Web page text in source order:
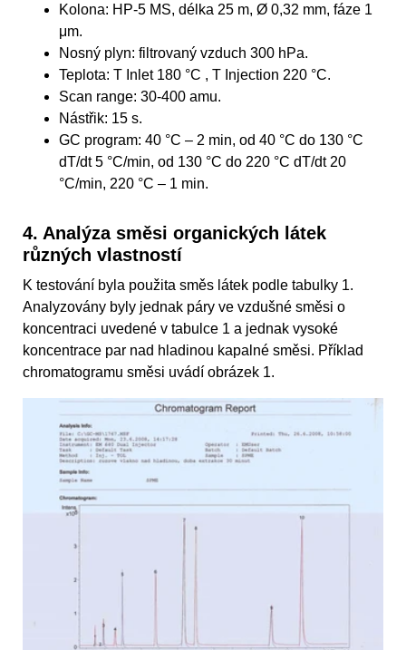
Kolona: HP-5 MS, délka 25 m, Ø 0,32 mm, fáze 1
μm.
Nosný plyn: filtrovaný vzduch 300 hPa.
Teplota: T Inlet 180 °C , T Injection 220 °C.
Scan range: 30-400 amu.
Nástřik: 15 s.
GC program: 40 °C – 2 min, od 40 °C do 130 °C
dT/dt 5 °C/min, od 130 °C do 220 °C dT/dt 20
°C/min, 220 °C – 1 min.
4. Analýza směsi organických látek
různých vlastností
K testování byla použita směs látek podle tabulky 1.
Analyzovány byly jednak páry ve vzdušné směsi o
koncentraci uvedené v tabulce 1 a jednak vysoké
koncentrace par nad hladinou kapalné směsi. Příklad
chromatogramu směsi uvádí obrázek 1.